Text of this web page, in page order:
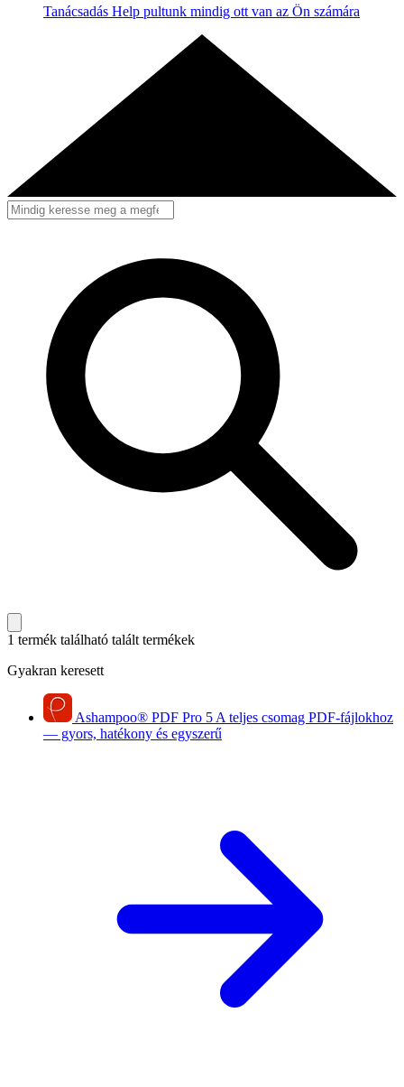
Tanácsadás Help pultunk mindig ott van az Ön számára
1 termék található talált termékek
Gyakran keresett
Ashampoo® PDF Pro 5 A teljes csomag PDF-fájlokhoz
— gyors, hatékony és egyszerű